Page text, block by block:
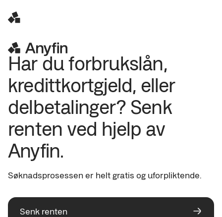
Har du forbrukslån,
kredittkortgjeld, eller
delbetalinger? Senk
renten ved hjelp av
Anyfin.
Søknadsprosessen er helt gratis og uforpliktende.
Senk renten